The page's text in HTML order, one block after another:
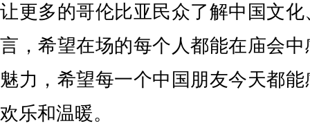
让更多的哥伦比亚民众了解中国文
言，希望在场的每个人都能在庙会
魅力，希望每一个中国朋友今天都
欢乐和温暖。